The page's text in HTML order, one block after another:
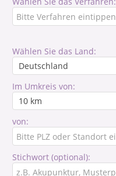
Wählen Sie das Land:
Im Umkreis von:
von:
Stichwort (optional):